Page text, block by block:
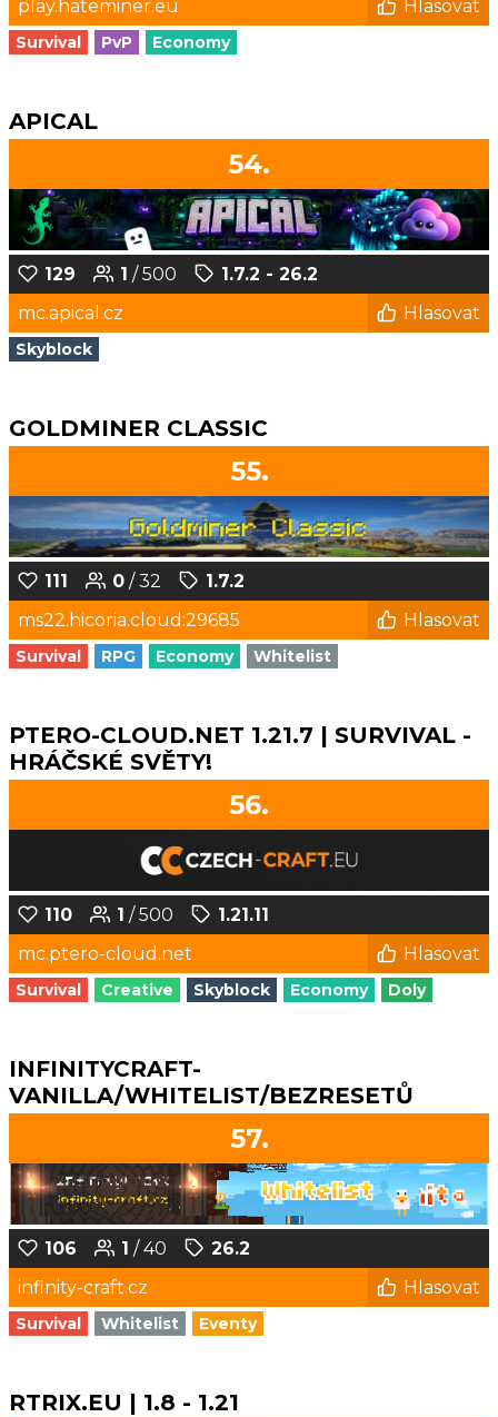
play.hateminer.eu Hlasovat
Survival PvP Economy
APICAL
54.
129 1 / 500
1.7.2 - 26.2
mc.apical.cz
Hlasovat
Skyblock
GOLDMINER CLASSIC
55.
111 0 / 32
1.7.2
ms22.hicoria.cloud:29685
Hlasovat
Survival RPG Economy Whitelist
PTERO-CLOUD.NET 1.21.7 | SURVIVAL -
HRÁČSKÉ SVĚTY!
56.
110 1 / 500
1.21.11
mc.ptero-cloud.net
Hlasovat
Survival Creative Skyblock Economy Doly
INFINITYCRAFT-
VANILLA/WHITELIST/BEZRESETŮ
57.
106 1 / 40
26.2
infinity-craft.cz
Hlasovat
Survival Whitelist Eventy
RTRIX.EU | 1.8 - 1.21